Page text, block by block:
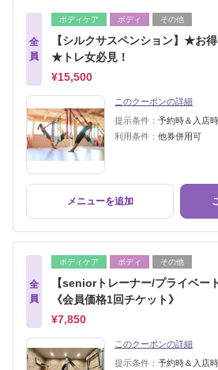
全
員
ボディケア ボディ その他
【シルクサスペンション】★お
★トレ女必見！
¥15,500
このクーポンの詳細
提示条件： 予約時＆入店時
利用条件： 他券併用可
メニューを追加
全
員
ボディケア ボディ その他
【seniorトレーナー/プライベー
《会員価格1回チケット》
¥7,850
このクーポンの詳細
提示条件： 予約時＆入店時